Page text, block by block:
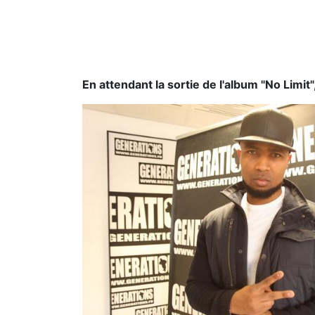
En attendant la sortie de l'album "No